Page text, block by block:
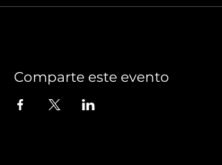
Comparte este evento